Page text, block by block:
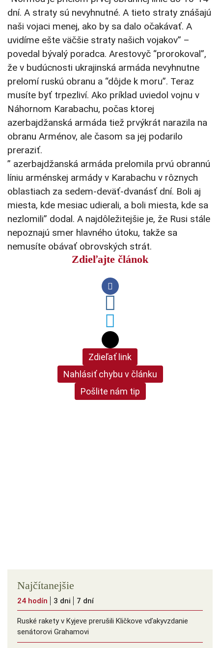
dní. A straty sú nevyhnutné. A tieto straty znášajú
naši vojaci menej, ako by sa dalo očakávať. A
uvidíme ešte väčšie straty našich vojakov” –
povedal bývalý poradca. Arestovyč “prorokoval”,
že v budúcnosti ukrajinská armáda nevyhnutne
prelomí ruskú obranu a “dôjde k moru”. Teraz
musíte byť trpezliví. Ako príklad uviedol vojnu v
Náhornom Karabachu, počas ktorej
azerbajdžanská armáda tiež prvýkrát narazila na
obranu Arménov, ale časom sa jej podarilo
preraziť.
” azerbajdžanská armáda prelomila prvú obrannú
líniu arménskej armády v Karabachu v rôznych
oblastiach za sedem-deväť-dvanásť dní. Boli aj
miesta, kde mesiac udierali, a boli miesta, kde sa
nezlomili” dodal. A najdôležitejšie je, že Rusi stále
nepoznajú smer hlavného útoku, takže sa
nemusíte obávať obrovských strát.
Zdieľajte článok
Zdieľať link
Nahlásiť chybu v článku
Pošlite nám tip
Najčítanejšie
24 hodín 3 dni 7 dní
Ruské rakety v Kyjeve prerušili Kličkove vďakyvzdanie
senátorovi Grahamovi